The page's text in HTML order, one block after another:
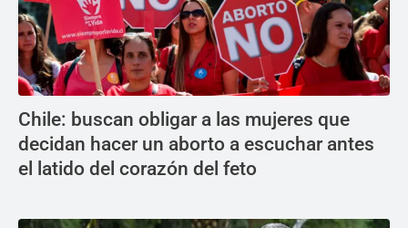
Chile: buscan obligar a las mujeres que
decidan hacer un aborto a escuchar antes
el latido del corazón del feto